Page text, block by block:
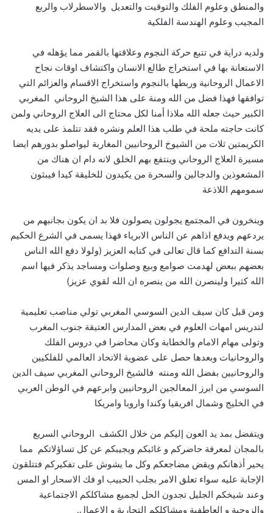
والمنطق وعلوم الفلك والتوقيت والتعديل والاسطرلاب والربع
المجيب وعلوم الهندسة الفلكية
ولديه دراية في تتبع حركة النجوم وعلاقتها بالقمر مما يؤهله في
الاستعانة بها في استخراج طالع الانسان واكتشاف اوقات نجاح
الاعمال الروحانية وربطها بالنجوم واستخراج الاقسام والعزائم التي
توافقها فهذا فضل من الله ومنة على هذا الشيخ الروحاني المغربي
الكبير حيث جعله الله ملاذا أمنا لكل محتاج الى العلاج الروحاني ولمن
كانت حاجته ملحة في طلب هذا العلم ونشره فقد تتلمذ على يديه
الكريمتين ثلات من الشيوخ الروحانيين المغاربة ليواصلو بدورهم ايضا
مسيرة العلاج الروحاني وينتفع بهم الخلق لانه دام ان هناك من
المشعوذين والدجالين والسحرة من يكيدون للخليقة كيدا فيبثون
سمومهم اللاذعة
وينخرون في المجتمع يجولون يصولون فلا بد ان يكون بجانبهم من
يردعهم ويدفع اذاهم عن الناس الابرياء فهذا يسمى في الشرع الحكيم
بسنة التدافع كما قال تعالى في كتابه العزيز (ولولا دفع الله الناس
بعضهم ببعض لهدمت صوامع وبيع وصلوات ومساجد يذكر فيها اسم
الله كثيرا ولينصرن الله من ينصره ان الله لقوي عزيز)
ومن قبل كان سيف الدين السوسي المغربي تولي مناصب تعليمية
لتدريس امهات العلوم في بعض المدارس العتيقة جنوب المغرب
وتولى مهام الامام والخطابة وكان محاضرا في دروس الفلك
والروحانيات وبعدها حصل على عضوية الاتحاد العالمي للفلكيين
والروحانيين بفضل الله ومنته فالشيخ الروحاني المغربي سيف الدين
السوسي من ابرز المعالجين الروحانيين وابرعهم في الوطن العربي
في الخليج وشمال افريقيا وكندا واروبا وامريكا
ويتفضل بمد يد العون إليكم من خلال الكشف الروحاني السريع
بالمجان لمعرفة حاضركم و غائبكم ويجيبكم عن كل تساؤلاتكم مما
يحير أذهانكم ويقض مضاجعكم وكل ما يشوش على تفكيركم فتتلقون
الإجابة عليه سواء تعلق الامر بجلب الحبيب او فك الاسحار او المس
وعند شيخكم الجليل تجدون الحل لجميع مشاكلكم الاجتماعية
والزوجية و العاطفية ومشاكلكم التجارية و الاعمال.